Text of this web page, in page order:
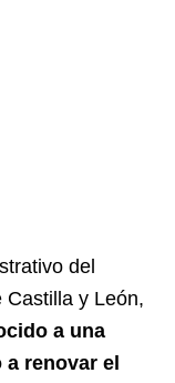
del
Castilla y León,
a una
renovar el